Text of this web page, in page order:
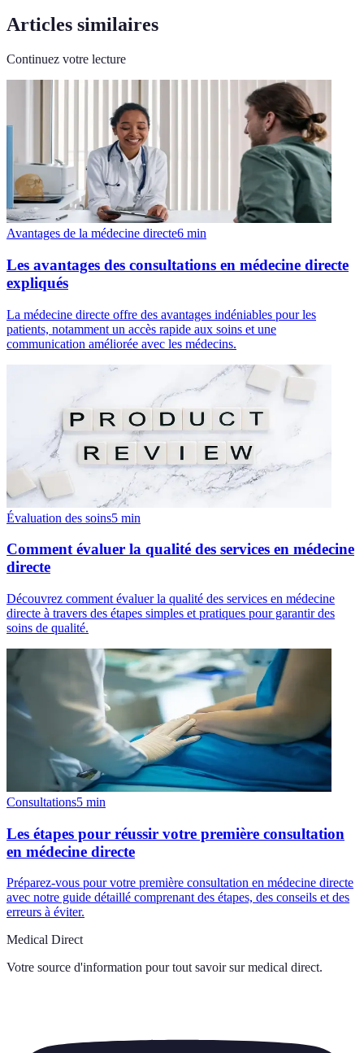
Articles similaires
Continuez votre lecture
Avantages de la médecine directe6 min
Les avantages des consultations en médecine directe
expliqués
La médecine directe offre des avantages indéniables pour les
patients, notamment un accès rapide aux soins et une
communication améliorée avec les médecins.
Évaluation des soins5 min
Comment évaluer la qualité des services en médecine
directe
Découvrez comment évaluer la qualité des services en médecine
directe à travers des étapes simples et pratiques pour garantir des
soins de qualité.
Consultations5 min
Les étapes pour réussir votre première consultation
en médecine directe
Préparez-vous pour votre première consultation en médecine directe
avec notre guide détaillé comprenant des étapes, des conseils et des
erreurs à éviter.
Medical Direct
Votre source d'information pour tout savoir sur medical direct.